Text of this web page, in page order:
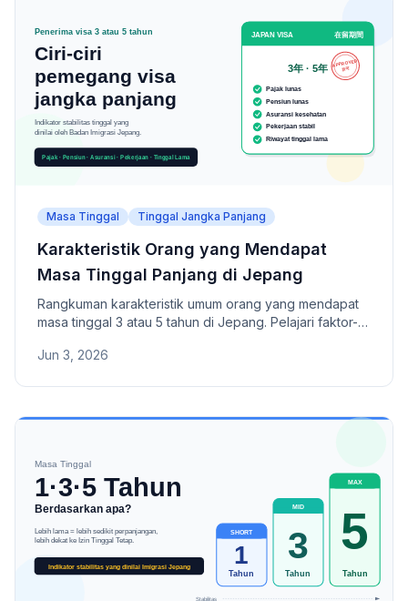
Masa Tinggal Tinggal Jangka Panjang
Karakteristik Orang yang Mendapat
Masa Tinggal Panjang di Jepang
Rangkuman karakteristik umum orang yang mendapat
masa tinggal 3 atau 5 tahun di Jepang. Pelajari faktor-
pekerjaan yang stabil, pembayaran pajak, pensiun,
Jun 3, 2026